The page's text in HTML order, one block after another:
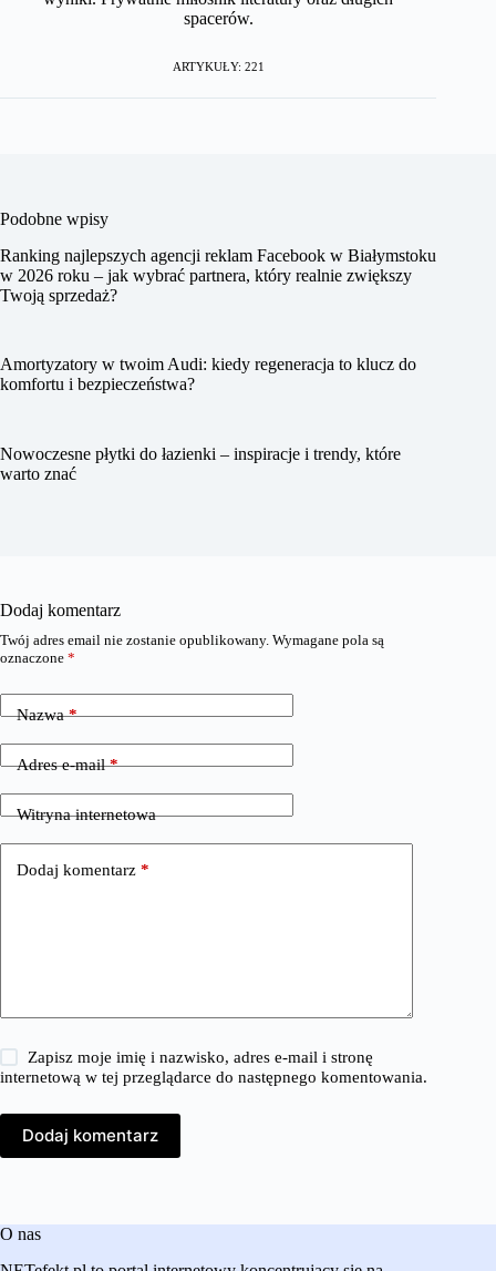
spacerów.
ARTYKUŁY: 221
Podobne wpisy
Ranking najlepszych agencji reklam Facebook w Białymstoku
w 2026 roku – jak wybrać partnera, który realnie zwiększy
Twoją sprzedaż?
Amortyzatory w twoim Audi: kiedy regeneracja to klucz do
komfortu i bezpieczeństwa?
Nowoczesne płytki do łazienki – inspiracje i trendy, które
warto znać
Dodaj komentarz
Twój adres email nie zostanie opublikowany. Wymagane pola są
oznaczone *
Nazwa*
Adres e-mail*
Witryna internetowa
Dodaj komentarz *
Zapisz moje imię i nazwisko, adres e-mail i stronę
internetową w tej przeglądarce do następnego komentowania.
Dodaj komentarz
O nas